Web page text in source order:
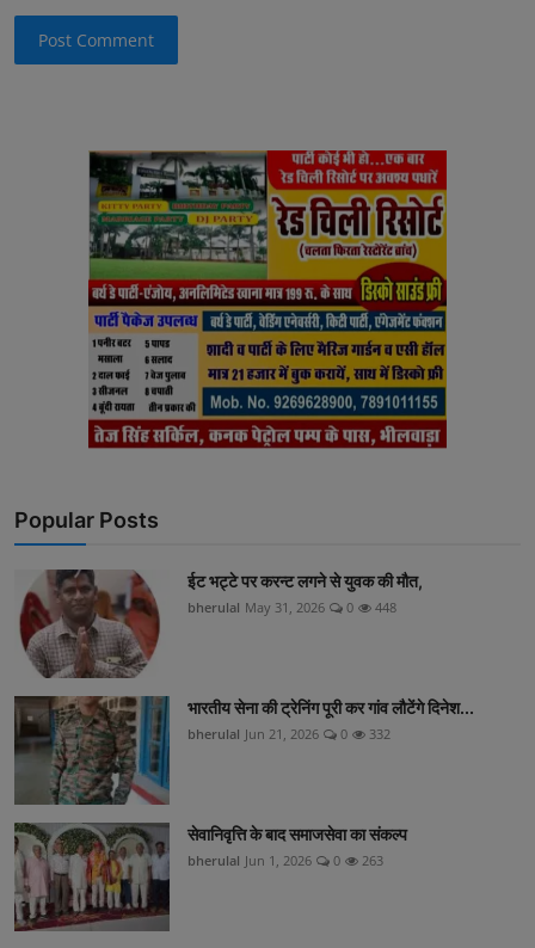
Post Comment
Popular Posts
ईट भट्टे पर करन्ट लगने से युवक की मौत,
bherulal May 31, 2026 0 448
भारतीय सेना की ट्रेनिंग पूरी कर गांव लौटेंगे दिनेश...
bherulal Jun 21, 2026 0 332
सेवानिवृत्ति के बाद समाजसेवा का संकल्प
bherulal Jun 1, 2026 0 263